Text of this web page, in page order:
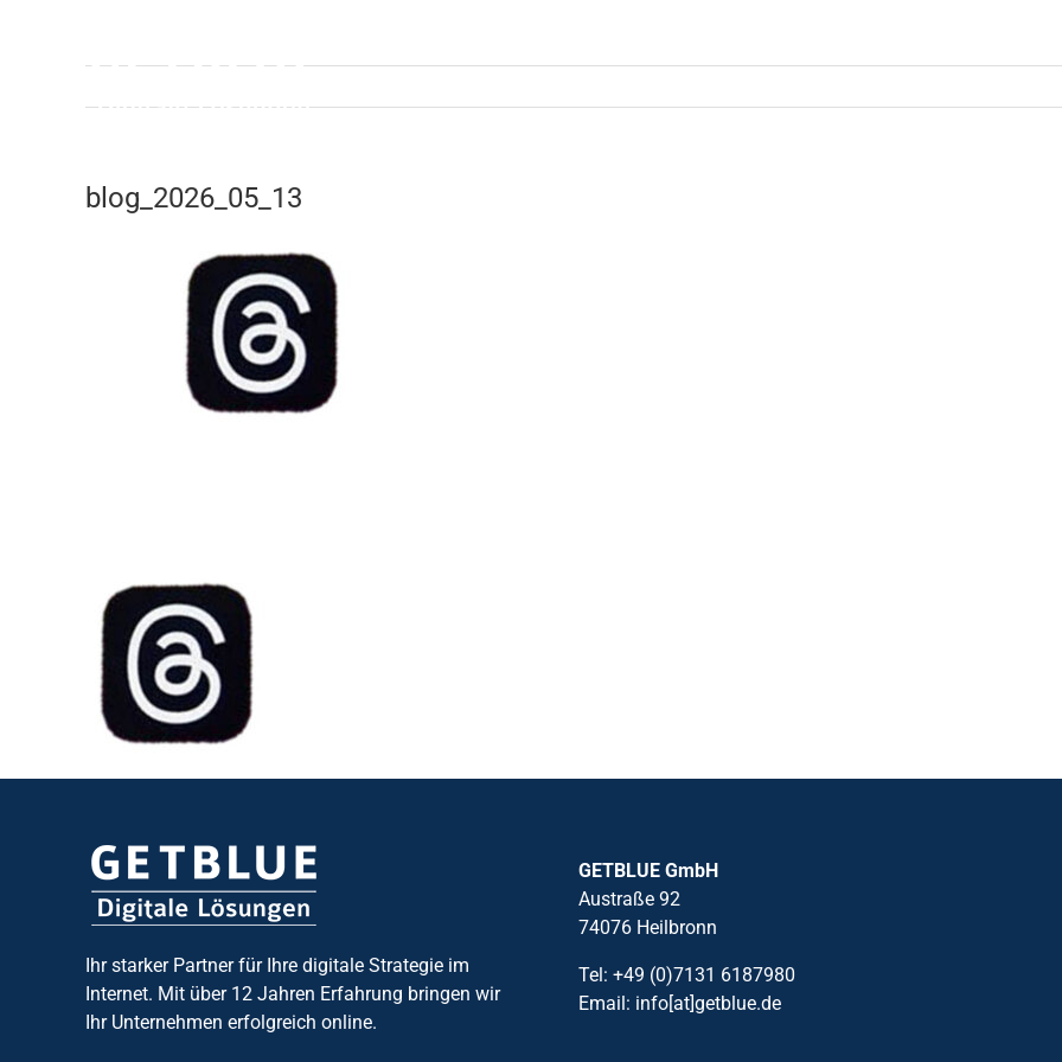
blog_2026_05_13
Ihr starker Partner für Ihre digitale Strategie im
Internet. Mit über 12 Jahren Erfahrung bringen wir
Ihr Unternehmen erfolgreich online.
GETBLUE GmbH
Austraße 92
74076 Heilbronn
Tel: +49 (0)7131 6187980
Email: info[at]getblue.de